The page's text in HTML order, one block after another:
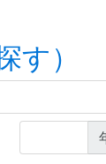
す）